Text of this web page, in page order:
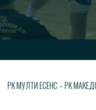
-->
РК МУЛТИ ЕСЕНС – РК